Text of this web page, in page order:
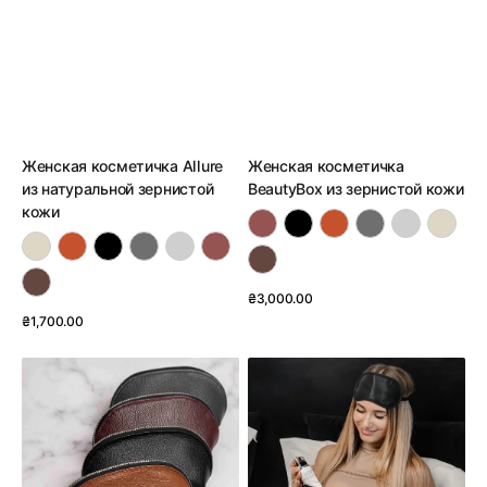
Женская косметичка Allure
из натуральной зернистой
кожи
Обычная
₴1,700.00
Женская косметичка
BeautyBox из зернистой кожи
Обычная
₴3,000.00
Женская
косметичка
зернистой
кожи
Косметичка-
из
натуральной
кожи